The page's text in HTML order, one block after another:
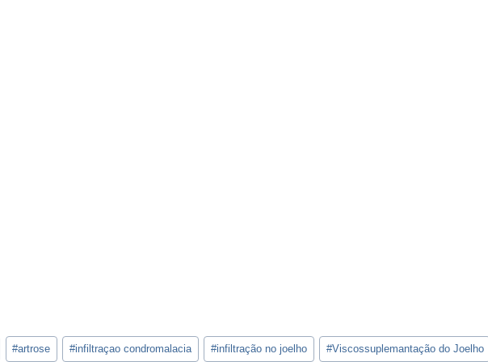
#artrose #infiltraçao condromalacia #infiltração no joelho #Viscossuplemantação do Joelho